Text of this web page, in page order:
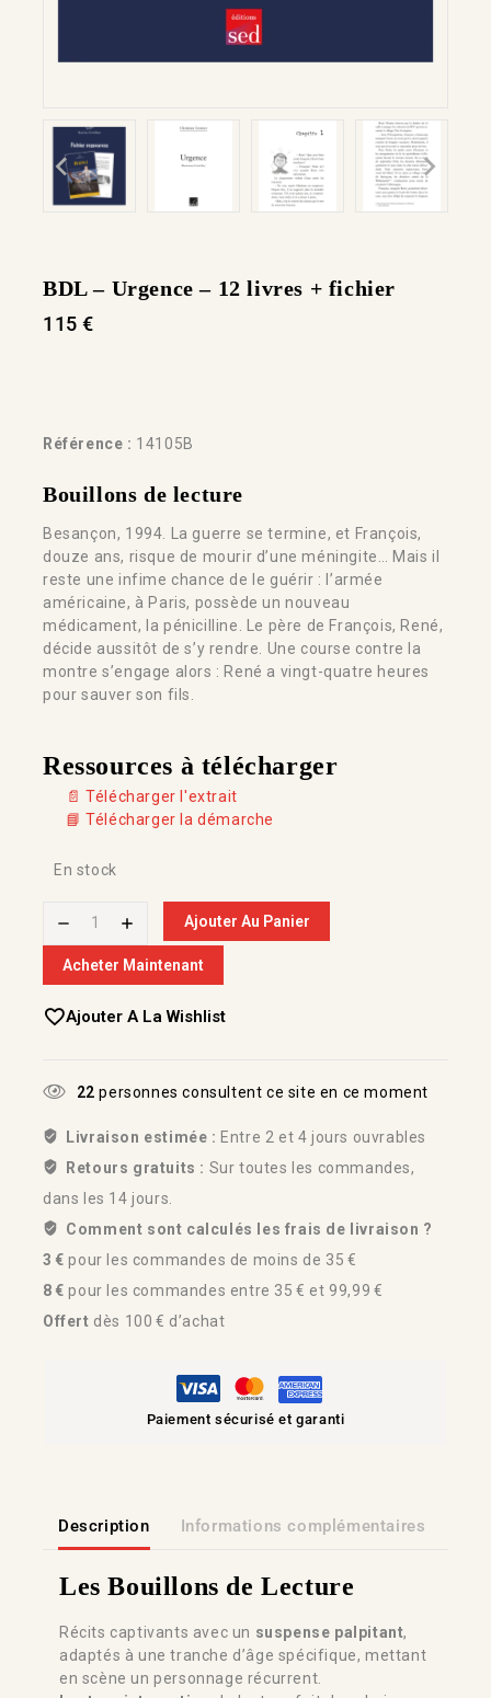
BDL – Urgence – 12 livres + fichier
115€
Référence : 14105B
Bouillons de lecture
Besançon, 1994. La guerre se termine, et François,
douze ans, risque de mourir d’une méningite… Mais il
reste une infime chance de le guérir : l’armée
américaine, à Paris, possède un nouveau
médicament, la pénicilline. Le père de François, René,
décide aussitôt de s’y rendre. Une course contre la
montre s’engage alors : René a vingt-quatre heures
pour sauver son fils.
Ressources à télécharger
📄 Télécharger l'extrait
📘 Télécharger la démarche
En stock
Ajouter Au Panier
Acheter Maintenant
Ajouter A La Wishlist
22 personnes consultent ce site en ce moment
Livraison estimée : Entre 2 et 4 jours ouvrables
Retours gratuits : Sur toutes les commandes,
dans les 14 jours.
Comment sont calculés les frais de livraison ?
3 € pour les commandes de moins de 35 €
8 € pour les commandes entre 35 € et 99,99 €
Offert dès 100 € d’achat
Paiement sécurisé et garanti
Description Informations complémentaires
Les Bouillons de Lecture
Récits captivants avec un suspense palpitant,
adaptés à une tranche d’âge spécifique, mettant
en scène un personnage récurrent.